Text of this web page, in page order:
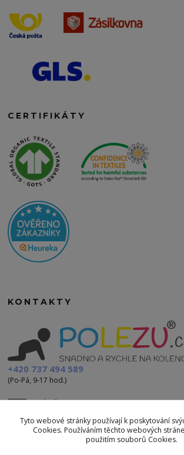
CERTIFIKÁTY
KONTAKTY
+420 737 494 589
(Po-Pá, 9-17 hod.)
info@polezu.cz
Tyto webové stránky používají k poskytování
Cookies. Používáním těchto webových
použitím souborů Cookies.